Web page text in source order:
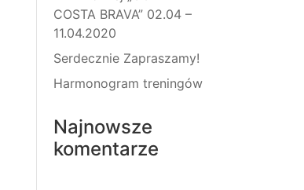
COSTA BRAVA” 02.04 –
11.04.2020
Serdecznie Zapraszamy!
Harmonogram treningów
Najnowsze
komentarze